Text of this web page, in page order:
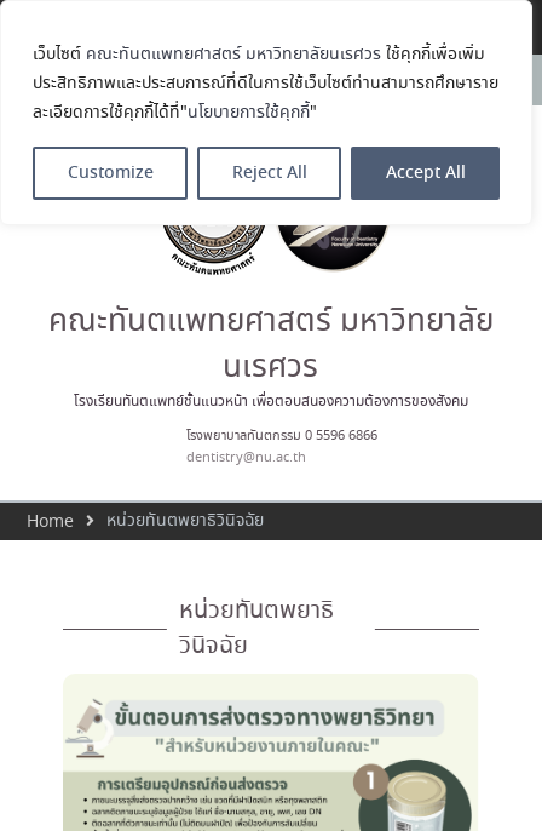
เว็บไซต์ คณะทันตแพทยศาสตร์ มหาวิทยาลัยนเรศวร ใช้คุกกี้เพื่อเพิ่ม
ประสิทธิภาพและประสบการณ์ที่ดีในการใช้เว็บไซต์ท่านสามารถศึกษาราย
ละเอียดการใช้คุกกี้ได้ที่"นโยบายการใช้คุกกี้"
Customize Reject All Accept All
News:
ขอแสดงความยินดีกับ รศ.ทพญ.รัช
วรรณ ตัณศลารักษ์ อาจารย์ประจำ
ภาควิชาทันตกรรมป้องกัน สาขาวิชา
ตำแหน่ง เลขาธิการสมาคม
ทันตแพทย์จัดฟันแห่ง
ประมวลภาพบรรยากาศกิจกรรม
Dent Connect Board Game
Café ครั้งที่ 1 เมื่อวันที่ 4 สิงหาคม
2569 ณ คณะทันแพทยศาสตร์
คณะทันตแพทยศาสตร์
ประชาสัมพันธ์ หลักสูตรทันตแพทย
ศาสตรบัณฑิต และหลักสูตร
ในโครงการ Open House 2026
กิจกรรม NU Explore: เคลียร์ตัว
คณะทันตแพทยศาสตร์ มหาวิทยาลัย
นเรศวร
โรงเรียนทันตแพทย์ชั้นแนวหน้า เพื่อตอบสนองความต้องการของสังคม
โรงพยาบาลทันตกรรม 0 5596 6866
dentistry@nu.ac.th
Home หน่วยทันตพยาธิวินิจฉัย
หน่วยทันตพยาธิ
วินิจฉัย